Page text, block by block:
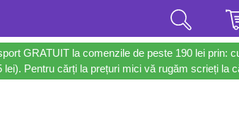
GRATUIT la comenzile de peste 190 lei prin:
Pentru cărți la prețuri mici vă rugăm scrieți la